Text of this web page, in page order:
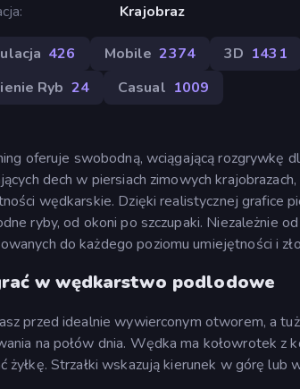
Krajobraz
426 Mobile 2374 3D 1431
Ryb 24 Casual 1009
oferuje swobodną, wciągającą rozgrywkę
dech w piersiach zimowych
wędkarskie. Dzięki realistycznej grafice
ryby, od okoni po szczupaki. Niezależnie
do każdego poziomu umiejętności i
w wędkarstwo podlodowe
przed idealnie wywierconym otworem, a
na połów dnia. Wędka ma kołowrotek z
żyłkę. Strzałki wskazują kierunek w górę lub